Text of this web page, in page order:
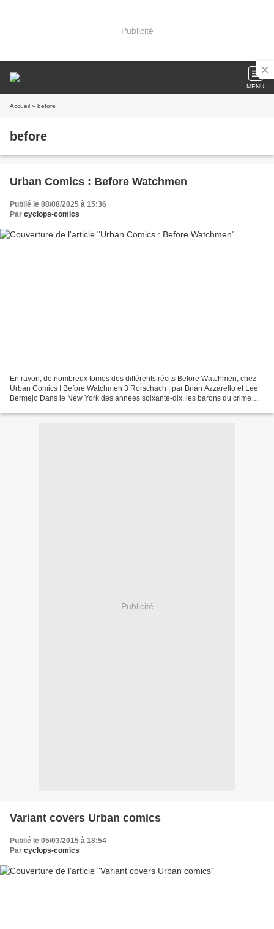
Publicité
MENU
Accueil » before
before
Urban Comics : Before Watchmen
Publié le 08/08/2025 à 15:36
Par cyclops-comics
En rayon, de nombreux tomes des différents récits Before Watchmen, chez
Urban Comics ! Before Watchmen 3 Rorschach , par Brian Azzarello et Lee
Bermejo Dans le New York des années soixante-dix, les barons du crime
Publicité
Variant covers Urban comics
Publié le 05/03/2015 à 18:54
Par cyclops-comics